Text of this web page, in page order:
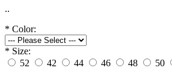
..
* Color:
* Size:
52
42 44 46 48 50